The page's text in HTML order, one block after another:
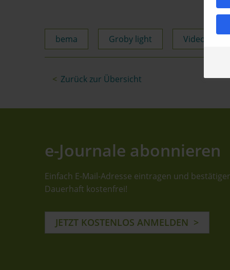
bema Groby light Video
Zurück zur Übersicht
e-Journale abonnieren
Einfach E-Mail-Adresse eintragen und
Dauerhaft kostenfrei!
JETZT KOSTENLOS ANMELDEN